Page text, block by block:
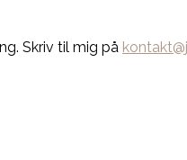
Skriv til mig på